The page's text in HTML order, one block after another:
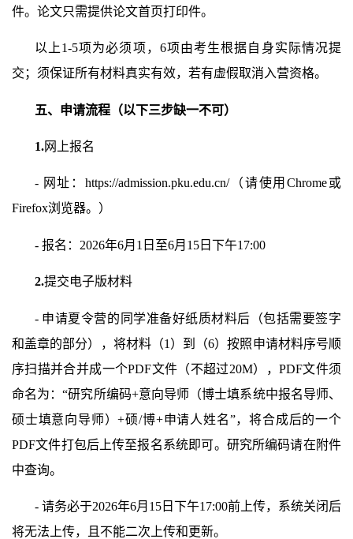
件。论文只需提供论文首页打印件。
以上 1-5项为必须项， 6项由考生根据自身实际情况提
交；须保证所有材料真实有效，若有虚假取消入营资格。
五、申请流程（以下三步缺一不可）
1.网上报名
- 网址：https://admission.pku.edu.cn/（请使用Chrome或
Firefox浏览器。）
- 报名： 2026年6月 1 日至6月 15日下午17:00
2.提交电子版材料
- 申请夏令营的同学准备好纸质材料后（包括需要签字
和盖章的部分），将材料（1 ）到（6）按照申请材料序号顺
序扫描并合并成一个PDF文件（不超过20M）， PDF文件须
命名为：“研究所编码+意向导师（博士填系统中报名导师、
硕士填意向导师）+硕/博+申请人姓名”，将合成后的一个
PDF文件打包后上传至报名系统即可。研究所编码请在附件
中查询。
- 请务必于2026年6月 15日下午17:00前上传，系统关闭后
将无法上传，且不能二次上传和更新。